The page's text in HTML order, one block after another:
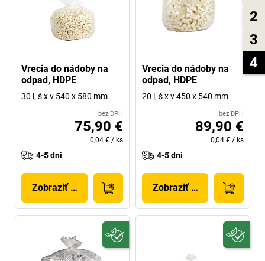
2
3
4
Vrecia do nádoby na
odpad, HDPE
30 l, š x v 540 x 580 mm
bez DPH
75,90 €
0,04 € / ks
4-5 dni
Zobraziť produkt
Vrecia do nádoby na
odpad, HDPE
20 l, š x v 450 x 540 mm
bez DPH
89,90 €
0,04 € / ks
4-5 dni
Zobraziť produkt